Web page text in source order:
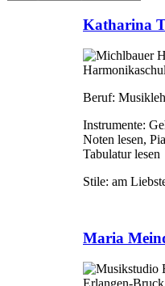
Katharina
Beruf:
Instrumente:
Noten lesen,
Tabulatur lesen
Stile: am
Maria